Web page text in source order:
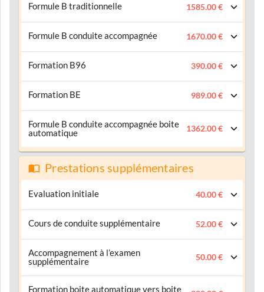
Formule B traditionnelle 1585.00 €
Formule B conduite accompagnée 1670.00 €
Formation B96 390.00 €
Formation BE 989.00 €
Formule B conduite accompagnée boite
automatique
1362.00 €
Prestations supplémentaires
Evaluation initiale 40.00 €
Cours de conduite supplémentaire 52.00 €
Accompagnement à l’examen
supplémentaire
50.00 €
Formation boite automatique vers boite